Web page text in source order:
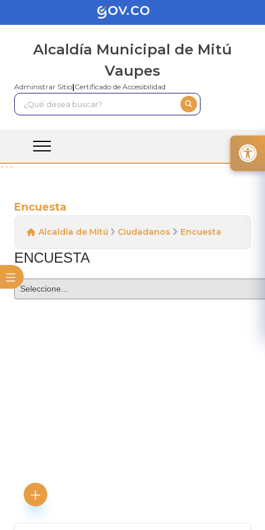
Alcaldía Municipal de Mitú
Vaupes
Administrar Sitio|Certificado de Accesibilidad
```
Encuesta
Alcaldía de Mitú Ciudadanos Encuesta
​ENCU​ESTA​